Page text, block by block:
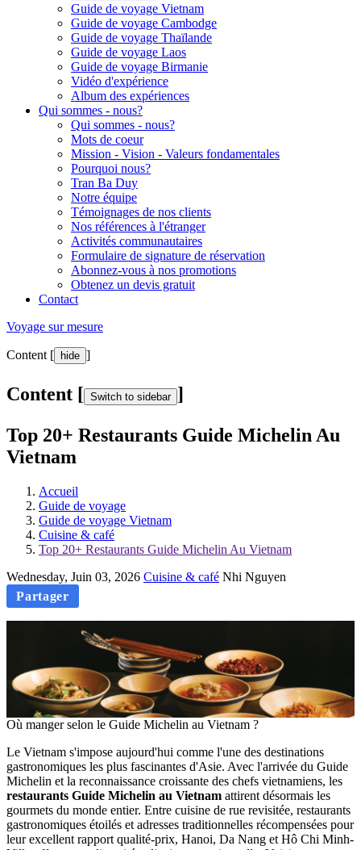
Guide de voyage Vietnam
Guide de voyage Cambodge
Guide de voyage Thaïlande
Guide de voyage Laos
Guide de voyage Birmanie
Vidéo d'expérience
Album des expériences
Qui sommes - nous?
Qui sommes - nous?
Mots de coeur
Mission - Vision - Valeurs fondamentales
Pourquoi nous?
Tran Ba Duy
Notre équipe
Témoignages de nos clients
Nos références à l'étranger
Activités communautaires
Formulaire de signature de réservation
Abonnez-vous à nos promotions
Obtenez un devis gratuit
Contact
Voyage sur mesure
Content [ hide ]
Content [ Switch to sidebar ]
Top 20+ Restaurants Guide Michelin Au
Vietnam
Accueil
Guide de voyage
Guide de voyage Vietnam
Cuisine & café
Top 20+ Restaurants Guide Michelin Au Vietnam
Wednesday, Juin 03, 2026 Cuisine & café Nhi Nguyen
Partager
Où manger selon le Guide Michelin au Vietnam ?
Le Vietnam s'impose aujourd'hui comme l'une des destinations
gastronomiques les plus fascinantes d'Asie. Avec l'arrivée du Guide
Michelin et la reconnaissance croissante des chefs vietnamiens, les
restaurants Guide Michelin au Vietnam attirent désormais les
gourmets du monde entier. Entre cuisine de rue revisitée, restaurants
gastronomiques étoilés et adresses traditionnelles récompensées pour
leur excellent rapport qualité-prix, Hanoi, Da Nang et Hô Chi Minh-